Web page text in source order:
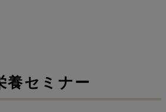
養セミナー